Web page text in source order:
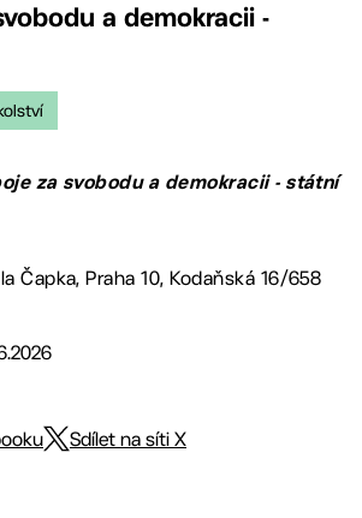
a demokracii -
za svobodu a demokracii - státní
Čapka, Praha 10, Kodaňská 16/658
Sdílet na síti X